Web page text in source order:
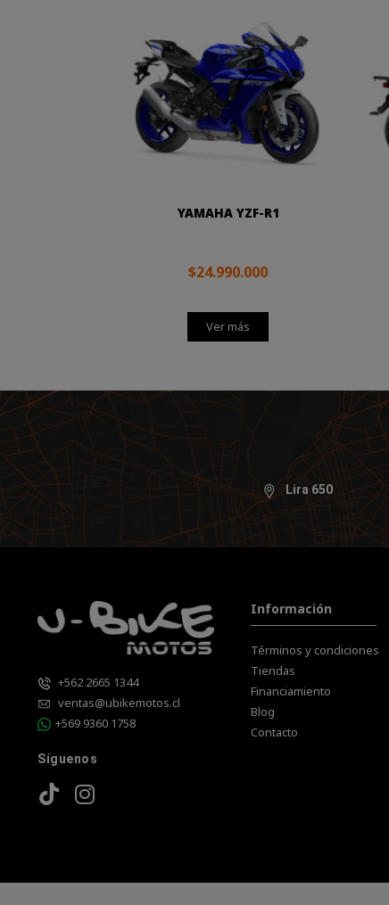
YAMAHA YZF-R1
$24.990.000
Ver más
Lira 650
+562 2665 1344
ventas@ubikemotos.cl
+569 9360 1758
Síguenos
Información
Términos y condiciones
Tiendas
Financiamiento
Blog
Contacto